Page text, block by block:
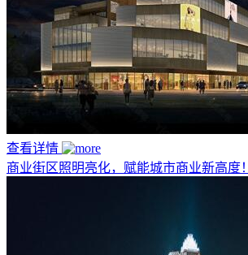
查看详情
商业街区照明亮化，赋能城市商业新高度！